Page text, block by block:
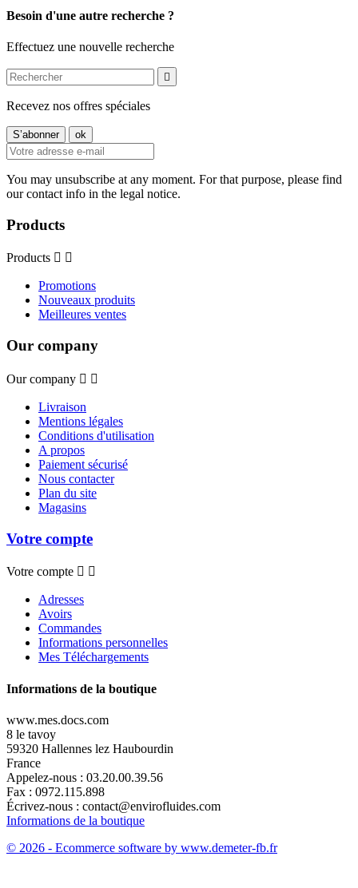
Besoin d'une autre recherche ?
Effectuez une nouvelle recherche

Recevez nos offres spéciales
You may unsubscribe at any moment. For that purpose, please find
our contact info in the legal notice.
Products
Products  
Promotions
Nouveaux produits
Meilleures ventes
Our company
Our company  
Livraison
Mentions légales
Conditions d'utilisation
A propos
Paiement sécurisé
Nous contacter
Plan du site
Magasins
Votre compte
Votre compte  
Adresses
Avoirs
Commandes
Informations personnelles
Mes Téléchargements
Informations de la boutique
www.mes.docs.com
8 le tavoy
59320 Hallennes lez Haubourdin
France
Appelez-nous : 03.20.00.39.56
Fax : 0972.115.898
Écrivez-nous : contact@envirofluides.com
Informations de la boutique
© 2026 - Ecommerce software by www.demeter-fb.fr